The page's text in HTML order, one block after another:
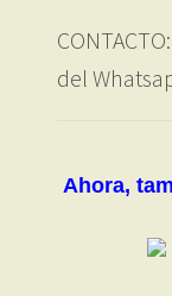
del
Ahora,